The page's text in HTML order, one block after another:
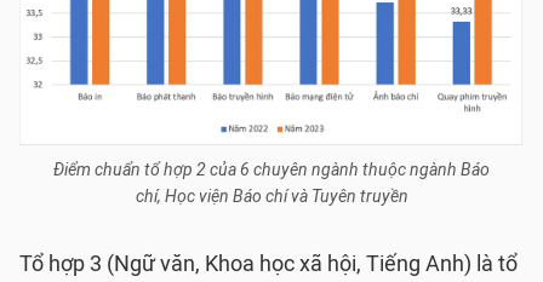
Điểm chuẩn tổ hợp 2 của 6 chuyên ngành thuộc ngành Báo
chí, Học viện Báo chí và Tuyên truyền
Tổ hợp 3 (Ngữ văn, Khoa học xã hội, Tiếng Anh) là tổ